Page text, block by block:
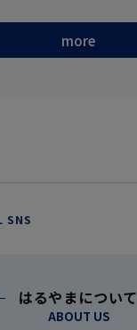
more
SNS
はるやまについて
ABOUT US